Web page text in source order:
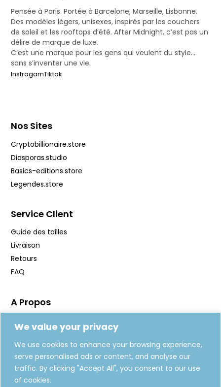
We value your privacy
We use cookies to enhance your browsing experience,
serve personalised ads or content, and analyse our
traffic. By clicking "Accept All", you consent to our use
of cookies.
Pensée à Paris. Portée à Barcelone, Marseille, Lisbonne.
Des modèles légers, unisexes, inspirés par les couchers
de soleil et les rooftops d’été. After Midnight, c’est pas un
délire de marque de luxe.
C’est une marque pour les gens qui veulent du style…
sans s’inventer une vie.
InstragamTiktok
Nos Sites
Cryptobillionaire.store
Diasporas.studio
Basics-editions.store
Legendes.store
Service Client
Guide des tailles
Livraison
Retours
FAQ
A Propos
Fabrication
Carte Cadeaux